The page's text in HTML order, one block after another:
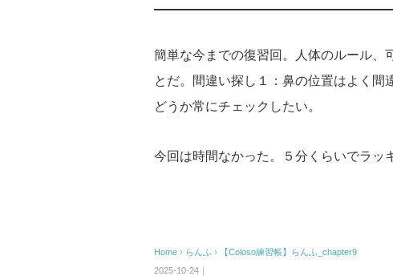
簡単な今までの復習回。人体のルール、
とだ。間違い探し１：鼻の位置はよく
どうか常にチェックしたい。
今回は時間なかった。５分くらいでラッ
Home › らんふ ›
【Coloso練習帳】らんふ_chapter9
2025-10-24｜